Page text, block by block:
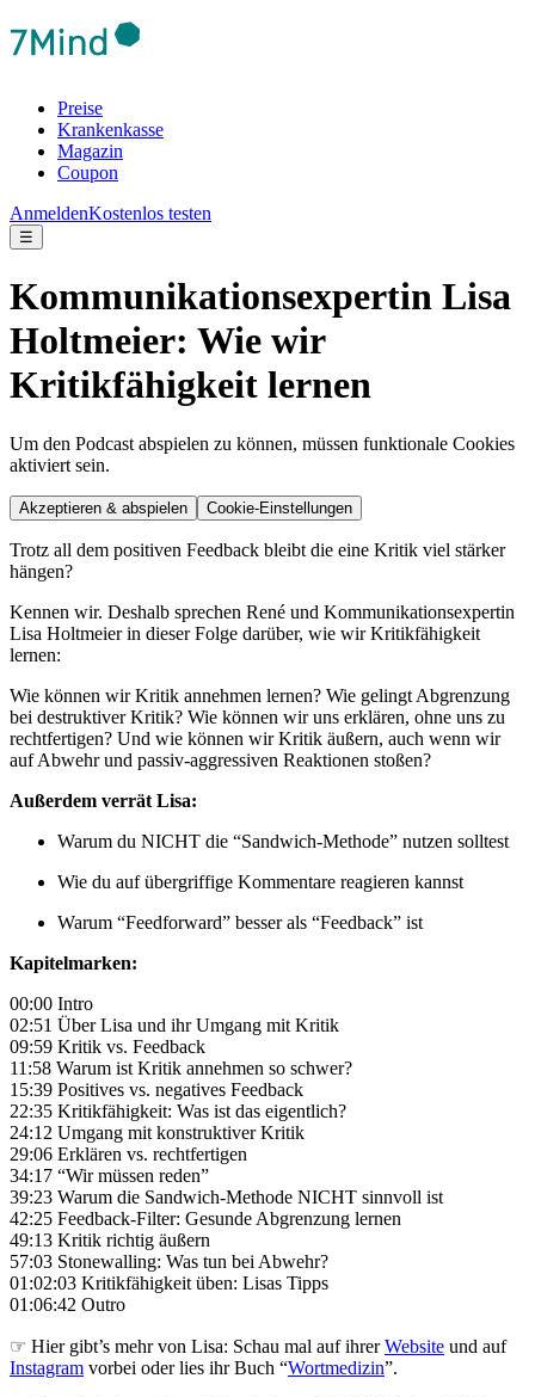
Preise
Krankenkasse
Magazin
Coupon
AnmeldenKostenlos testen
☰
Kommunikationsexpertin Lisa
Holtmeier: Wie wir
Kritikfähigkeit lernen
Um den Podcast abspielen zu können, müssen funktionale Cookies
aktiviert sein.
Akzeptieren & abspielen Cookie-Einstellungen
Trotz all dem positiven Feedback bleibt die eine Kritik viel stärker
hängen?
Kennen wir. Deshalb sprechen René und Kommunikationsexpertin
Lisa Holtmeier in dieser Folge darüber, wie wir Kritikfähigkeit
lernen:
Wie können wir Kritik annehmen lernen? Wie gelingt Abgrenzung
bei destruktiver Kritik? Wie können wir uns erklären, ohne uns zu
rechtfertigen? Und wie können wir Kritik äußern, auch wenn wir
auf Abwehr und passiv-aggressiven Reaktionen stoßen?
Außerdem verrät Lisa:
Warum du NICHT die “Sandwich-Methode” nutzen solltest
Wie du auf übergriffige Kommentare reagieren kannst
Warum “Feedforward” besser als “Feedback” ist
Kapitelmarken:
00:00 Intro
02:51 Über Lisa und ihr Umgang mit Kritik
09:59 Kritik vs. Feedback
11:58 Warum ist Kritik annehmen so schwer?
15:39 Positives vs. negatives Feedback
22:35 Kritikfähigkeit: Was ist das eigentlich?
24:12 Umgang mit konstruktiver Kritik
29:06 Erklären vs. rechtfertigen
34:17 “Wir müssen reden”
39:23 Warum die Sandwich-Methode NICHT sinnvoll ist
42:25 Feedback-Filter: Gesunde Abgrenzung lernen
49:13 Kritik richtig äußern
57:03 Stonewalling: Was tun bei Abwehr?
01:02:03 Kritikfähigkeit üben: Lisas Tipps
01:06:42 Outro
☞ Hier gibt’s mehr von Lisa: Schau mal auf ihrerWebsite und auf
Instagram vorbei oder lies ihr Buch “Wortmedizin”.